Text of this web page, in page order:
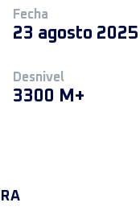
Fecha
23 agosto 2025
Desnivel
3300 M+